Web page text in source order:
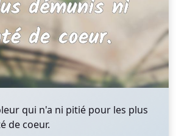
qui n'a ni pitié pour les plus
de coeur.